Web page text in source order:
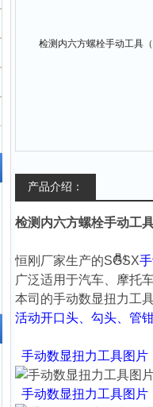
产品介绍：
检测内六方螺栓手动工
恒刚厂家生产的SGSX
广泛适用于汽车、摩托
本司的手动数显扭力工
活动开口头、勾头、管
手动数显扭力工具图
手动数显扭力工具图